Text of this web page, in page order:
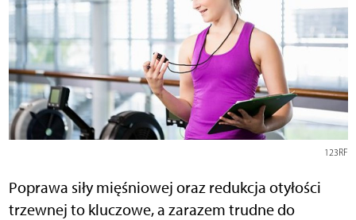
123RF
Poprawa siły mięśniowej oraz redukcja otyłości
trzewnej to kluczowe, a zarazem trudne do